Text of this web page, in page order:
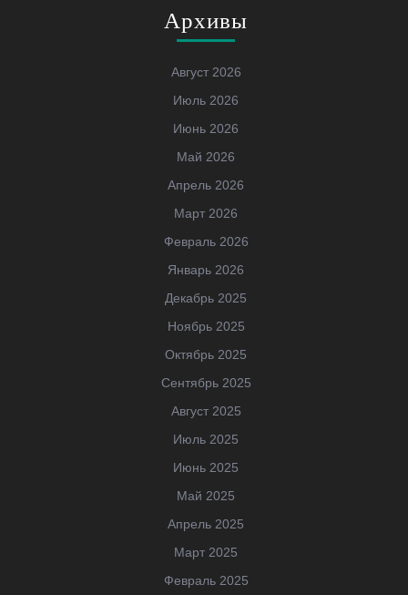
Архивы
Август 2026
Июль 2026
Июнь 2026
Май 2026
Апрель 2026
Март 2026
Февраль 2026
Январь 2026
Декабрь 2025
Ноябрь 2025
Октябрь 2025
Сентябрь 2025
Август 2025
Июль 2025
Июнь 2025
Май 2025
Апрель 2025
Март 2025
Февраль 2025